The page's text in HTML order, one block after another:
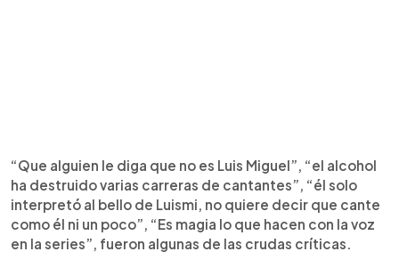
“Que alguien le diga que no es Luis Miguel”, “el alcohol
ha destruido varias carreras de cantantes”, “él solo
interpretó al bello de Luismi, no quiere decir que cante
como él ni un poco”, “Es magia lo que hacen con la voz
en la series”, fueron algunas de las crudas críticas.